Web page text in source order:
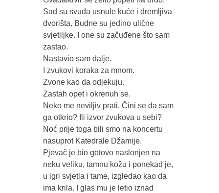
Sad su svuda usnule kuće i dremljiva
dvorišta. Budne su jedino ulične
svjetiljke. I one su začuđene što sam
zastao.
Nastavio sam dalje.
I zvukovi koraka za mnom.
Zvone kao da odjekuju.
Zastah opet i okrenuh se.
Neko me neviljiv prati. Čini se da sam
ga otkrio? Ili izvor zvukova u sebi?
Noć prije toga bili smo na koncertu
nasuprot Katedrale Džamije.
Pjevač je bio gotovo naslonjen na
neku veliku, tamnu kožu i ponekad je,
u igri svjetla i tame, izgledao kao da
ima krila. I glas mu je letio iznad